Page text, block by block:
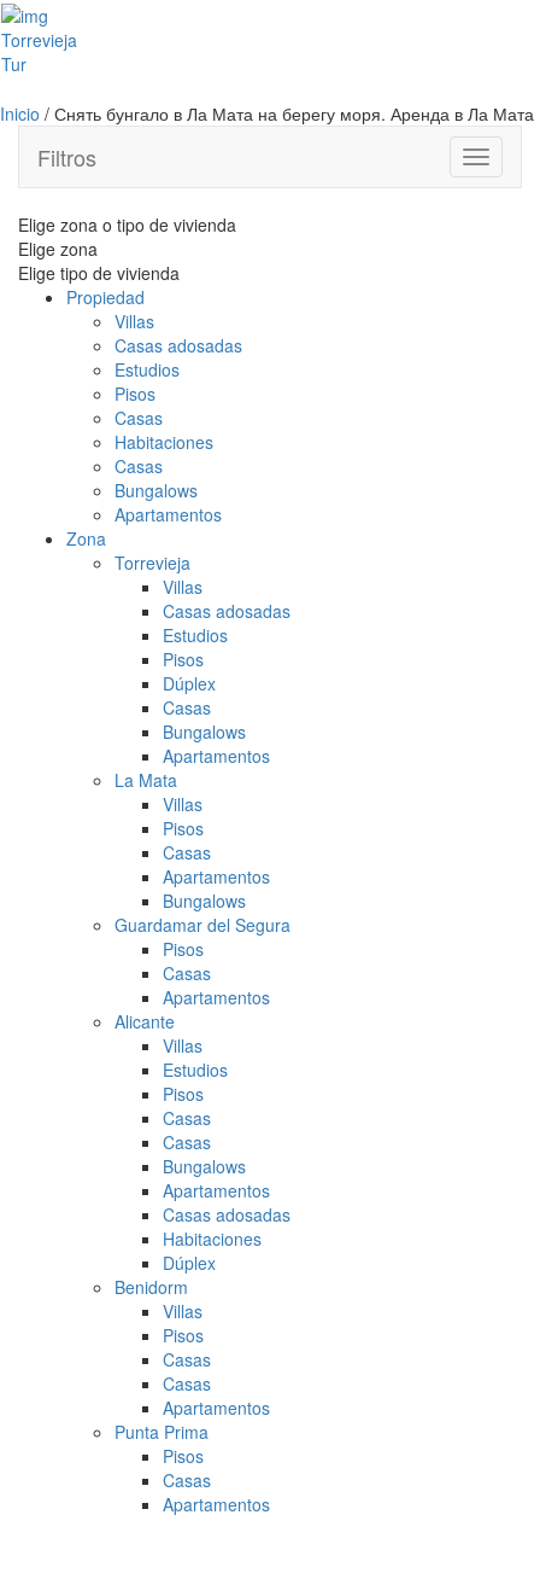
Torrevieja
Tur
Inicio / Снять бунгало в Ла Мата на берегу моря. Аренда в Ла Мата
Toggle
Filtros
Elige zona o tipo de vivienda
Elige zona
Elige tipo de vivienda
Propiedad
Villas
Casas adosadas
Estudios
Pisos
Casas
Habitaciones
Casas
Bungalows
Apartamentos
Zona
Torrevieja
Villas
Casas adosadas
Estudios
Pisos
Dúplex
Casas
Bungalows
Apartamentos
La Mata
Villas
Pisos
Casas
Apartamentos
Bungalows
Guardamar del Segura
Pisos
Casas
Apartamentos
Alicante
Villas
Estudios
Pisos
Casas
Casas
Bungalows
Apartamentos
Casas adosadas
Habitaciones
Dúplex
Benidorm
Villas
Pisos
Casas
Casas
Apartamentos
Punta Prima
Pisos
Casas
Apartamentos